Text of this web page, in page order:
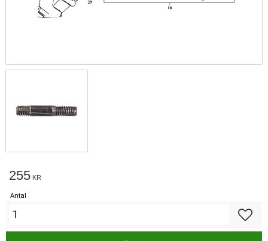
255 KR
Antal